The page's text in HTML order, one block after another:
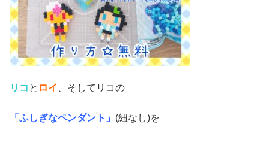
リコ と ロイ 、そしてリコの
「ふしぎなペンダント」 (紐なし)を